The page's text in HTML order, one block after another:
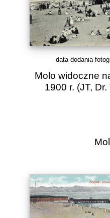
data dodania
Molo widoczne
1900 r. (JT,